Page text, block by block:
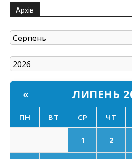
Архів
« ЛИПЕНЬ
ПН ВТ СР ЧТ
1 2